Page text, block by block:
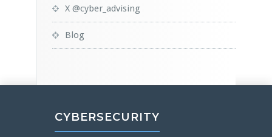
X @cyber_advising
Blog
CYBERSECURITY